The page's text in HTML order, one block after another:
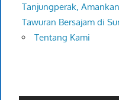
Tanjungperak,
Tawuran Bersajam di
Tentang Kami